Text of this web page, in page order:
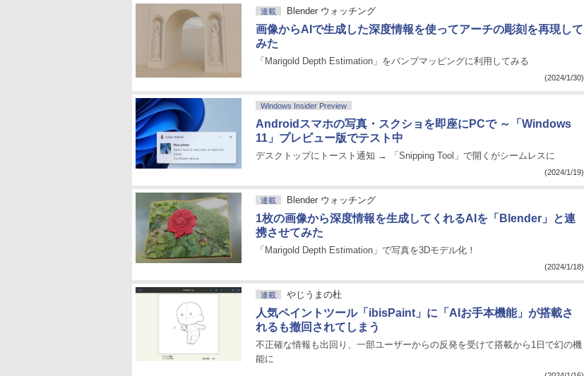
連載 Blender ウォッチング
画像からAIで生成した深度情報を使ってアーチの彫刻を再現して
みた
「Marigold Depth Estimation」をバンプマッピングに利用してみる
(2024/1/30)
Windows Insider Preview
Androidスマホの写真・スクショを即座にPCで ～「Windows
11」プレビュー版でテスト中
デスクトップにトースト通知 → 「Snipping Tool」で開くがシームレスに
(2024/1/19)
連載 Blender ウォッチング
1枚の画像から深度情報を生成してくれるAIを「Blender」と連
携させてみた
「Marigold Depth Estimation」で写真を3Dモデル化！
(2024/1/18)
連載 やじうまの杜
人気ペイントツール「ibisPaint」に「AIお手本機能」が搭載さ
れるも撤回されてしまう
不正確な情報も出回り、一部ユーザーからの反発を受けて搭載から1日で幻の機
能に